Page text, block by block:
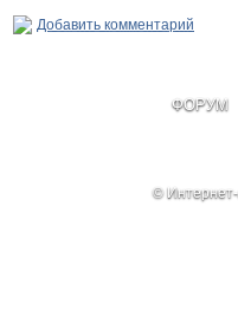
Добавить комментарий
ФОРУМ
©